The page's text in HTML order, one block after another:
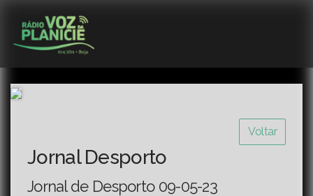
Voltar
Jornal Desporto
Jornal de Desporto 09-05-23